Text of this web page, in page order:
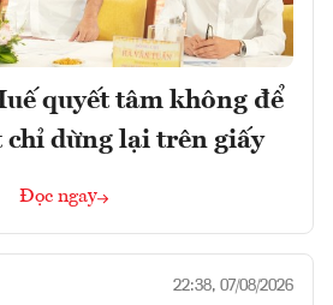
quyết tâm không để
chỉ dừng lại trên giấy
Đọc ngay
22:38, 07/08/2026